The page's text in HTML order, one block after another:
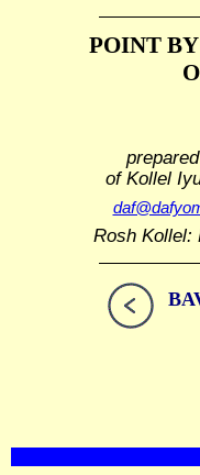
POINT
of Kollel
Rosh Kollel: